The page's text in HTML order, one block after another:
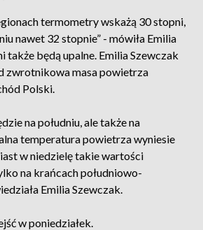
termometry wskażą 30 stopni,
nawet 32 stopnie” - mówiła Emilia
także będą upalne. Emilia Szewczak
zwrotnikowa masa powietrza
Polski.
na południu, ale także na
temperatura powietrza wyniesie
w niedzielę takie wartości
na krańcach południowo-
Emilia Szewczak.
w poniedziałek.